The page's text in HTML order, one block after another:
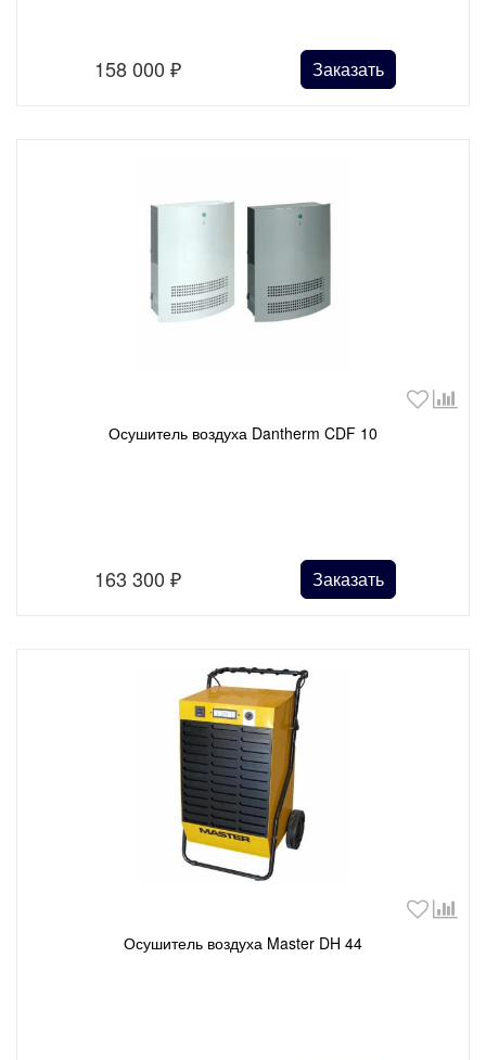
158 000₽ Заказать
Осушитель воздуха Dantherm CDF 10
163 300₽ Заказать
Осушитель воздуха Master DH 44